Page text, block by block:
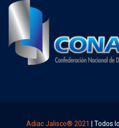
Adiac Jalisco® 2021
| Todos